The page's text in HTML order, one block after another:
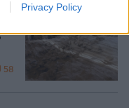
Privacy Policy
58